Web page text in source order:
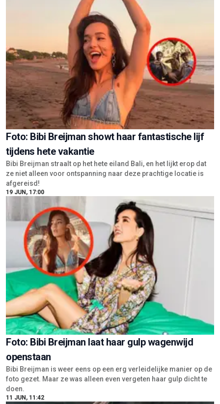
Foto: Bibi Breijman showt haar fantastische lijf
tijdens hete vakantie
Bibi Breijman straalt op het hete eiland Bali, en het lijkt erop dat
ze niet alleen voor ontspanning naar deze prachtige locatie is
afgereisd!
19 JUN, 17:00
Foto: Bibi Breijman laat haar gulp wagenwijd
openstaan
Bibi Breijman is weer eens op een erg verleidelijke manier op de
foto gezet. Maar ze was alleen even vergeten haar gulp dicht te
doen.
11 JUN, 11:42